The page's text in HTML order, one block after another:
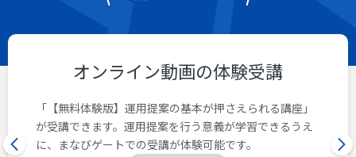
オンライン動画の体験受講
「【無料体験版】運用提案の基本が押さえられる講座」
が受講できます。運用提案を行う意義が学習できるうえ
に、まなびゲートでの受講が体験可能です。